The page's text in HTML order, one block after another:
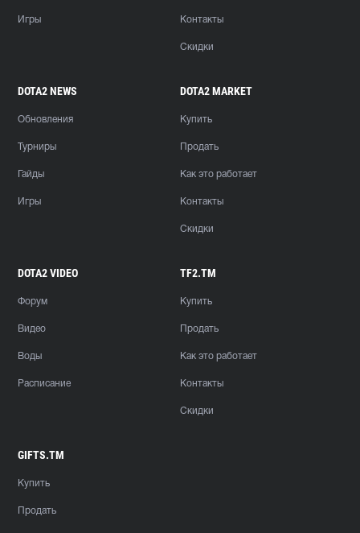
Игры Контакты
Скидки
DOTA2 NEWS
Обновления
Турниры
Гайды
Игры
DOTA2 MARKET
Купить
Продать
Как это работает
Контакты
Скидки
DOTA2 VIDEO
Форум
Видео
Воды
Расписание
TF2.TM
Купить
Продать
Как это работает
Контакты
Скидки
GIFTS.TM
Купить
Продать